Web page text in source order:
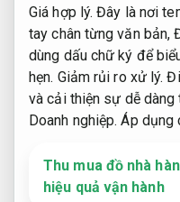
Giá hợp lý. Đây là nơi
tay chân từng văn bản,
dùng dấu chữ ký để
hẹn. Giảm rủi ro xử lý.
và cải thiện sự dễ dàng
Doanh nghiệp. Áp dụng
Thu mua đồ nhà
hiệu quả vận hành